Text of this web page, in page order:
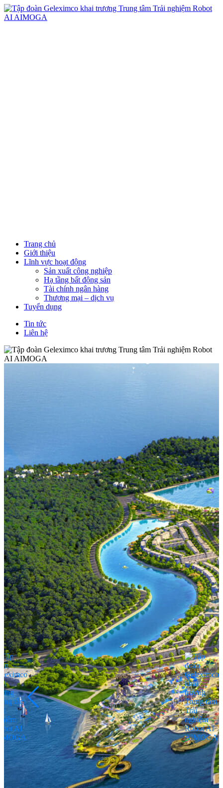
Trang chủ
Giới thiệu
Lĩnh vực hoạt động
Sản xuất công nghiệp
Hạ tầng bất động sản
Tài chính ngân hàng
Thương mại – dịch vụ
Tuyển dụng
Tin tức
Liên hệ